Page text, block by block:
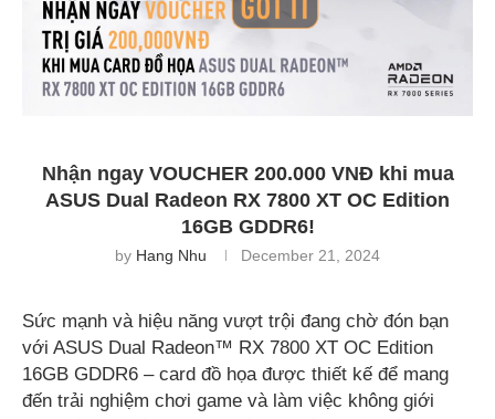
Nhận ngay VOUCHER 200.000 VNĐ khi mua
ASUS Dual Radeon RX 7800 XT OC Edition
16GB GDDR6!
by Hang Nhu December 21, 2024
Sức mạnh và hiệu năng vượt trội đang chờ đón bạn
với ASUS Dual Radeon™ RX 7800 XT OC Edition
16GB GDDR6 – card đồ họa được thiết kế để mang
đến trải nghiệm chơi game và làm việc không giới